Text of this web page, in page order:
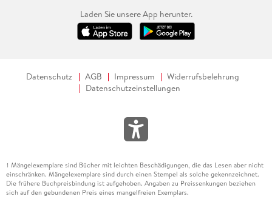
Laden Sie unsere App herunter.
Datenschutz AGB Impressum
Widerrufsbelehrung
Datenschutzeinstellungen
1 Mängelexemplare sind Bücher mit leichten Beschädigungen, die das Lesen aber nicht
einschränken. Mängelexemplare sind durch einen Stempel als solche gekennzeichnet.
Die frühere Buchpreisbindung ist aufgehoben. Angaben zu Preissenkungen beziehen
sich auf den gebundenen Preis eines mangelfreien Exemplars.